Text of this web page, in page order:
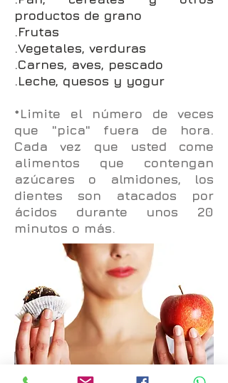
productos de grano
.Frutas
.Vegetales, verduras
.Carnes, aves, pescado
.Leche, quesos y yogur
*Limite el número de veces
que "pica" fuera de hora.
Cada vez que usted come
alimentos que contengan
azúcares o almidones, los
dientes son atacados por
ácidos durante unos 20
minutos o más.